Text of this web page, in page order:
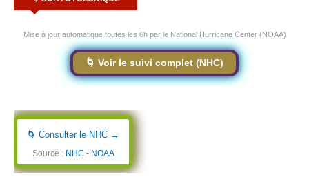
Mise à jour automatique toutes les 6h par le National Hurricane Center (NOAA)
🌀 Voir le suivi complet (NHC)
🌀 Consulter le NHC →
Source : NHC - NOAA